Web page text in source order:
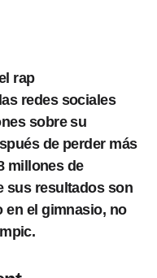
rap
redes sociales
sobre su
de perder más
millones de
sus resultados son
en el gimnasio, no